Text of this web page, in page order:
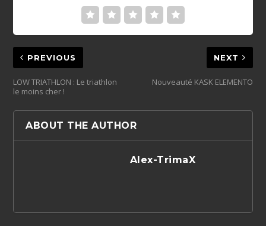
PREVIOUS
LOW TRIATHLON : Le triathlon
le moins cher !
NEXT
Nouveauté KASK ELEMENTO
ABOUT THE AUTHOR
Alex-TrimaX